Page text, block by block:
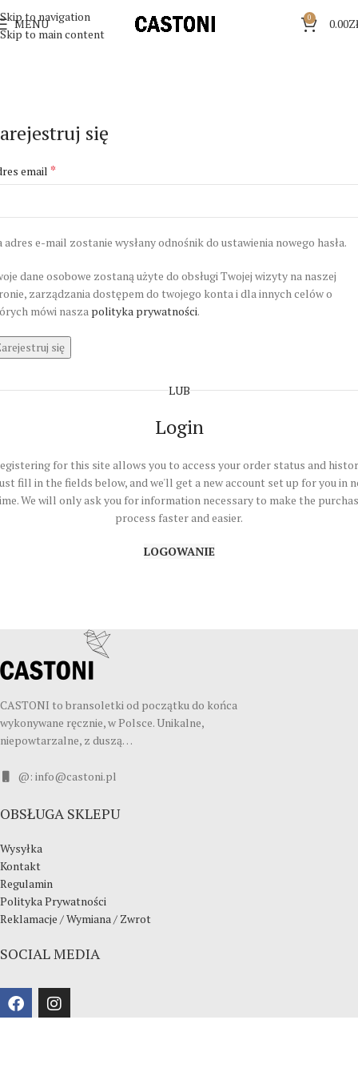
Skip to navigation
Skip to main content
MENU 0 0.00
się
email *
adres e-mail zostanie wysłany odnośnik do ustawienia nowego hasła.
dane osobowe zostaną użyte do obsługi Twojej wizyty na naszej
zarządzania dostępem do twojego konta i dla innych celów o
mówi nasza polityka prywatności.
się
LUB
Login
for this site allows you to access your order status and
fill in the fields below, and we'll get a new account set up for you in
We will only ask you for information necessary to make the
process faster and easier.
LOGOWANIE
CASTONI to bransoletki od początku do końca
wykonywane ręcznie, w Polsce. Unikalne,
niepowtarzalne, z duszą…
@: info@castoni.pl
OBSŁUGA SKLEPU
Wysyłka
Kontakt
Regulamin
Polityka Prywatności
Reklamacje / Wymiana / Zwrot
SOCIAL MEDIA